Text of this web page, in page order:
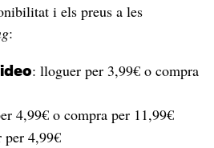
i els preus a les
:
: lloguer per 3,99€ o compra
4,99€ o compra per 11,99€
4,99€